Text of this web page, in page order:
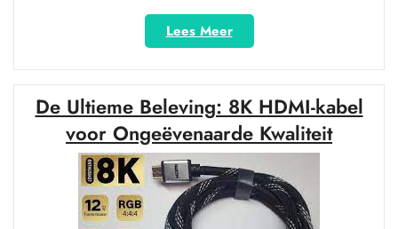
Lees Meer“Haal
het
maximale
uit
je
beeldervaring
met
de
juiste
videokabel”
De Ultieme Beleving: 8K HDMI-kabel
voor Ongeëvenaarde Kwaliteit